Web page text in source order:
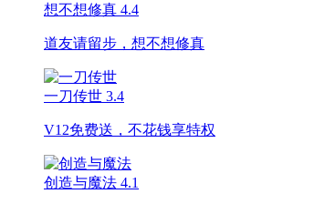
想不想修真 4.4
道友请留步，想不想修真
一刀传世 3.4
V12免费送，不花钱享特权
创造与魔法 4.1